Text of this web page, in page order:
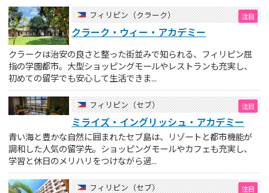
フィリピン（クラーク）
クラーク・ウィー・アカデミー
クラークは治安の良さと整った街並みで知られる、フィリピン屈
指の学園都市。大型ショッピングモールやレストランも充実し、
初めての留学でも安心して生活できま...
フィリピン（セブ）
ミライズ・イングリッシュ・アカデミー
青い海と豊かな自然に囲まれたセブ島は、リゾートと都市機能が
調和した人気の留学先。ショッピングモールやカフェも充実し、
学習と休日のメリハリをつけながら過...
フィリピン（セブ）